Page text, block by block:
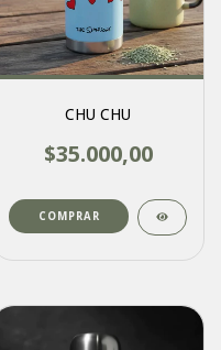
CHU CHU
$35.000,00
COMPRAR